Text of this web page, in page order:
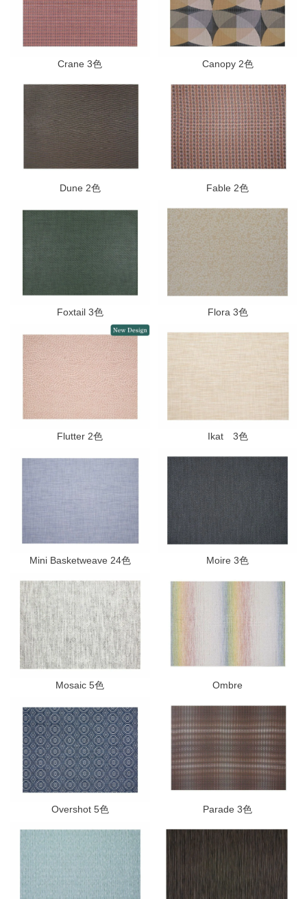
Crane 3色 Canopy 2色
Dune 2色 Fable 2色
Foxtail 3色 Flora 3色
Flutter 2色 Ikat 3色
Mini Basketweave 24色 Moire 3色
Mosaic 5色 Ombre
Overshot 5色 Parade 3色